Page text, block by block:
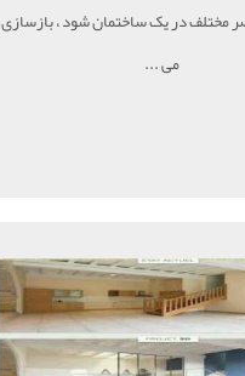
مختلف در یک ساختمان شود ، بازسازی
می ...